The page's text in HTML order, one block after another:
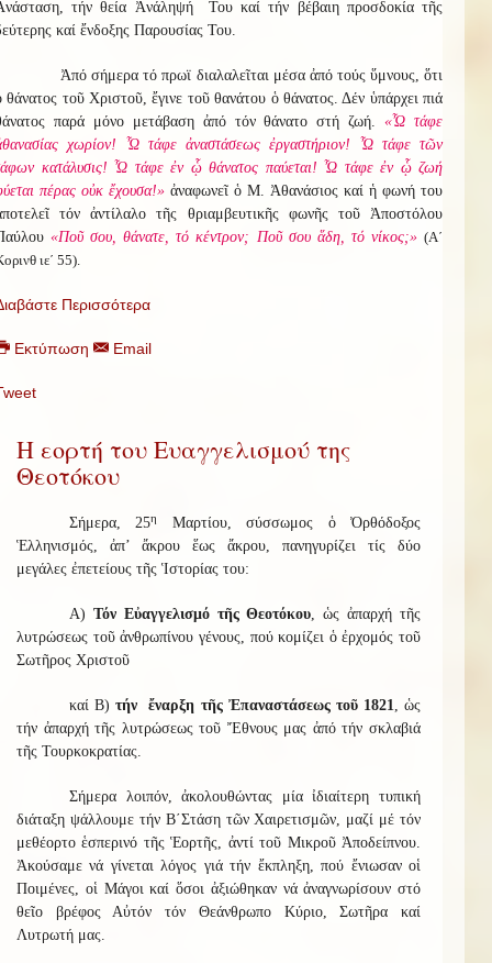
τήν θεία Ἀνάληψή Του καί τήν βέβαιη προσδοκία τῆς
καί ἔνδοξης Παρουσίας Του.
Ἀπό σήμερα τό πρωϊ διαλαλεῖται μέσα ἀπό τούς ὕμνους, ὅτι
θάνατος τοῦ Χριστοῦ, ἔγινε τοῦ θανάτου ὁ θάνατος. Δέν ὑπάρχει πιά
παρά μόνο μετάβαση ἀπό τόν θάνατο στή ζωή.«Ὦ τάφε
χωρίον! Ὦ τάφε ἀναστάσεως ἐργαστήριον! Ὦ τάφε τῶν
κατάλυσις! Ὦ τάφε ἐν ᾧ θάνατος παύεται! Ὦ τάφε ἐν ᾧ ζωή
πέρας οὐκ ἔχουσα!» ἀναφωνεῖ ὁ Μ. Ἀθανάσιος καί ἡ φωνή του
τόν ἀντίλαλο τῆς θριαμβευτικῆς φωνῆς τοῦ Ἀποστόλου
«Ποῦ σου, θάνατε, τό κέντρον; Ποῦ σου ἅδη, τό νίκος;» (Α΄
ιε΄ 55).
Περισσότερα
Εκτύπωση Email
Η εορτή του Ευαγγελισμού της
Θεοτόκου
Σήμερα, 25η
Μαρτίου, σύσσωμος ὁ Ὀρθόδοξος
Ἑλληνισμός, ἀπ’ ἄκρου ἕως ἄκρου, πανηγυρίζει τίς δύο
μεγάλες ἐπετείους τῆς Ἱστορίας του:
Α) Τόν Εὐαγγελισμό τῆς Θεοτόκου, ὡς ἀπαρχή τῆς
λυτρώσεως τοῦ ἀνθρωπίνου γένους, πού κομίζει ὁ ἐρχομός τοῦ
Σωτῆρος Χριστοῦ
καί Β)τήν ἔναρξη τῆς Ἐπαναστάσεως τοῦ 1821, ὡς
τήν ἀπαρχή τῆς λυτρώσεως τοῦ Ἔθνους μας ἀπό τήν σκλαβιά
τῆς Τουρκοκρατίας.
Σήμερα λοιπόν, ἀκολουθώντας μία ἰδιαίτερη τυπική
διάταξη ψάλλουμε τήν Β΄Στάση τῶν Χαιρετισμῶν, μαζί μέ τόν
μεθέορτο ἑσπερινό τῆς Ἑορτῆς, ἀντί τοῦ Μικροῦ Ἀποδείπνου.
Ἀκούσαμε νά γίνεται λόγος γιά τήν ἔκπληξη, πού ἔνιωσαν οἱ
Ποιμένες, οἱ Μάγοι καί ὅσοι ἀξιώθηκαν νά ἀναγνωρίσουν στό
θεῖο βρέφος Αὐτόν τόν Θεάνθρωπο Κύριο, Σωτῆρα καί
Λυτρωτή μας.